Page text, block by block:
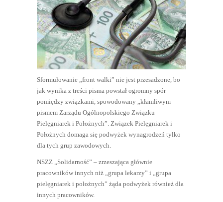
Sformułowanie „front walki” nie jest przesadzone, bo
jak wynika z treści pisma powstał ogromny spór
pomiędzy związkami, spowodowany „kłamliwym
pismem Zarządu Ogólnopolskiego Związku
Pielęgniarek i Położnych”. Związek Pielęgniarek i
Położnych domaga się podwyżek wynagrodzeń tylko
dla tych grup zawodowych.
NSZZ „Solidarność” – zrzeszająca głównie
pracowników innych niż „grupa lekarzy” i „grupa
pielęgniarek i położnych” żąda podwyżek również dla
innych pracowników.